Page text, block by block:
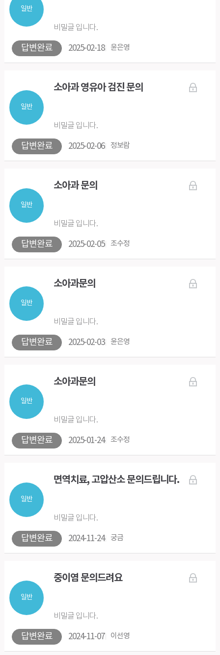
일반
답변완료
비밀글 입니다.
2025-02-18 윤은영
일반
소아과 영유아 검진 문의
답변완료
비밀글 입니다.
2025-02-06 정보람
일반
소아과 문의
답변완료
비밀글 입니다.
2025-02-05 조수정
일반
소아과문의
답변완료
비밀글 입니다.
2025-02-03 윤은영
일반
소아과문의
답변완료
비밀글 입니다.
2025-01-24 조수정
일반
면역치료, 고압산소 문의드립니다.
답변완료
비밀글 입니다.
2024-11-24 궁금
일반
중이염 문의드려요
답변완료
비밀글 입니다.
2024-11-07 이선영